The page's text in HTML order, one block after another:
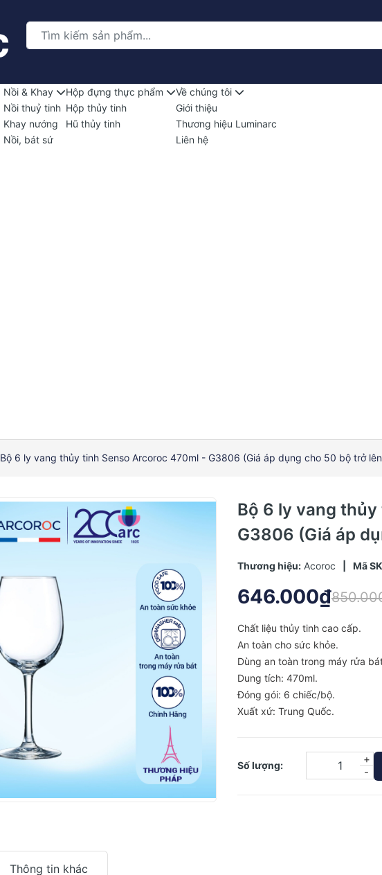
Nồi & Khay
Nồi thuỷ tinh
Khay nướng
Nồi, bát sứ
Hộp đựng thực phẩm
Hộp thủy tinh
Hũ thủy tinh
Về chúng tôi
Giới thiệu
Thương hiệu Luminarc
Liên hệ
Bộ 6 ly vang thủy tinh Senso Arcoroc 470ml - G3806 (Giá áp dụng cho 50 bộ trở
Bộ 6 ly vang
G3806 (Giá áp
Thương hiệu: Acoroc Mã
646.000₫
Chất liệu thủy tinh cao cấp.
An toàn cho sức khỏe.
Dùng an toàn trong máy rửa
Dung tích: 470ml.
Đóng gói: 6 chiếc/bộ.
Xuất xứ: Trung Quốc.
Số lượng:
-
+
Thông tin khác